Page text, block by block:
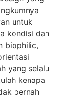
untuk
kondisi dan
biophilic,
yang selalu
kenapa
pernah